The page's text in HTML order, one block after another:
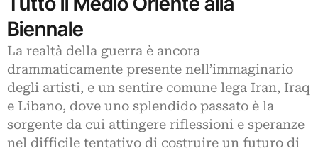
Biennale
La realtà della guerra è ancora
drammaticamente presente nell’immaginario
degli artisti, e un sentire comune lega Iran, Iraq
e Libano, dove uno splendido passato è la
sorgente da cui attingere riflessioni e speranze
nel difficile tentativo di costruire un futuro di